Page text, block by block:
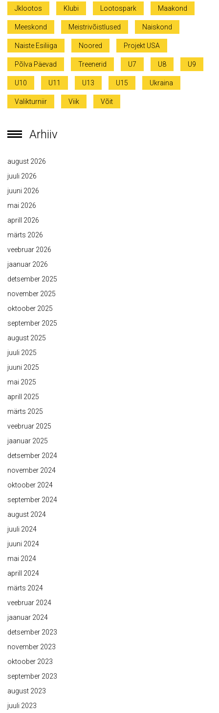
Jklootos Klubi Lootospark Maakond
Meeskond Meistrivõistlused Naiskond
Naiste Esiliiga Noored Projekt USA
Põlva Päevad Treenerid U7 U8 U9
U10 U11 U13 U15 Ukraina
Valikturniir Viik Võit
Arhiiv
august 2026
juuli 2026
juuni 2026
mai 2026
aprill 2026
märts 2026
veebruar 2026
jaanuar 2026
detsember 2025
november 2025
oktoober 2025
september 2025
august 2025
juuli 2025
juuni 2025
mai 2025
aprill 2025
märts 2025
veebruar 2025
jaanuar 2025
detsember 2024
november 2024
oktoober 2024
september 2024
august 2024
juuli 2024
juuni 2024
mai 2024
aprill 2024
märts 2024
veebruar 2024
jaanuar 2024
detsember 2023
november 2023
oktoober 2023
september 2023
august 2023
juuli 2023